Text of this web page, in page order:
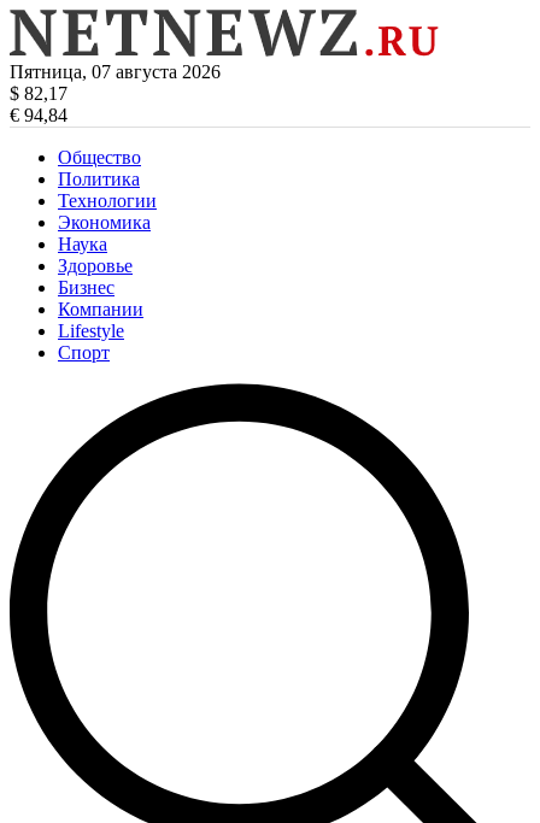
Пятница, 07 августа 2026
$ 82,17
€ 94,84
Общество
Политика
Технологии
Экономика
Наука
Здоровье
Бизнес
Компании
Lifestyle
Спорт